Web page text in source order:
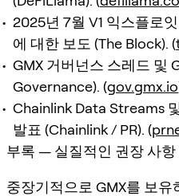
2025년 7월 V1 익스플로
에 대한 보도 (The Block). (
GMX 거버넌스 스레드 및
Governance). (gov.gmx.io
Chainlink Data Streams
발표 (Chainlink / PR). (
부록 — 실질적인 권장 사항
중장기적으로 GMX를 보